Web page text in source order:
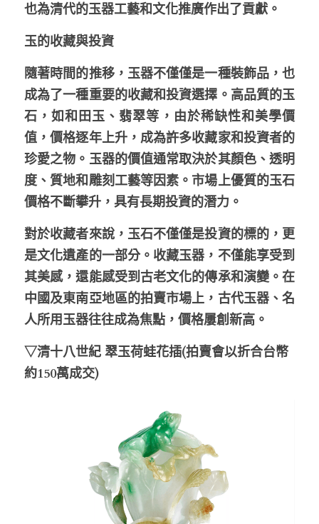
也為清代的玉器工藝和文化推廣作出了貢獻。
玉的收藏與投資
隨著時間的推移，玉器不僅僅是一種裝飾品，也
成為了一種重要的收藏和投資選擇。高品質的玉
石，如和田玉、翡翠等 ，由於稀缺性和美學價
值，價格逐年上升，成為許多收藏家和投資者的
珍愛之物。玉器的價值通常取決於其顏色、透明
度、質地和雕刻工藝等因素。市場上優質的玉石
價格不斷攀升，具有長期投資的潛力。
對於收藏者來說，玉石不僅僅是投資的標的，更
是文化遺產的一部分。收藏玉器，不僅能享受到
其美感，還能感受到古老文化的傳承和演變。在
中國及東南亞地區的拍賣市場上，古代玉器、名
人所用玉器往往成為焦點，價格屢創新高。
▽清十八世紀 翠玉荷蛙花插(拍賣會以折合台幣
約150萬成交)